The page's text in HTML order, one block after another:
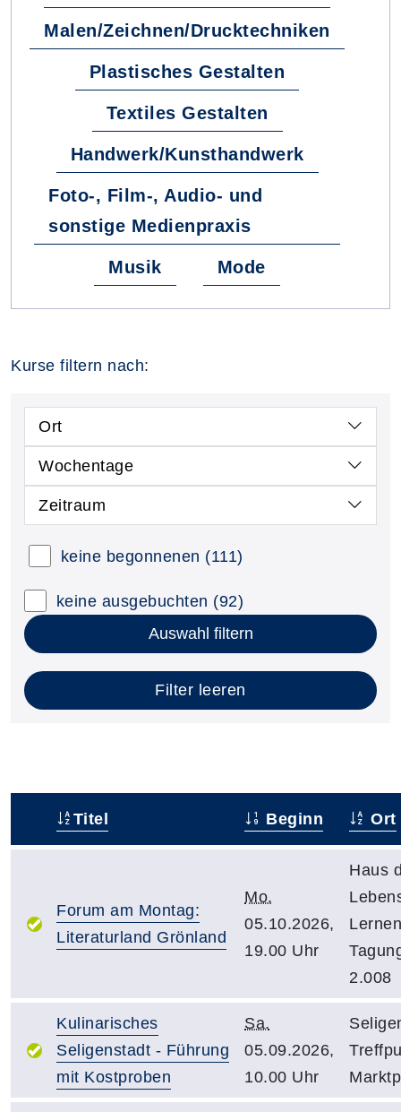
Malen/Zeichnen/Drucktechniken
Plastisches Gestalten
Textiles Gestalten
Handwerk/Kunsthandwerk
Foto-, Film-, Audio- und
sonstige Medienpraxis
Musik Mode
Kurse filtern nach:
Ort
Wochentage
Zeitraum
keine begonnenen (111)
keine ausgebuchten (92)
Auswahl filtern
Filter leeren
Titel Beginn Ort
Forum am Montag:
Literaturland Grönland
Mo.
05.10.2026,
19.00 Uhr
Haus
2.008
Kulinarisches
Seligenstadt - Führung
mit Kostproben
Sa.
05.09.2026,
10.00 Uhr